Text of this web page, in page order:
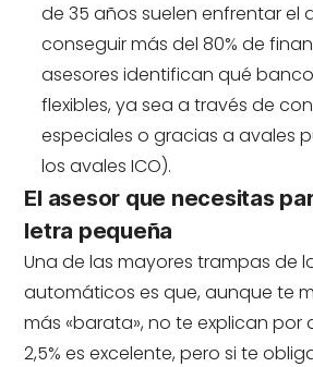
de 35 años suelen enfrentar el
conseguir más del 80% de
asesores identifican qué
flexibles, ya sea a través de
especiales o gracias a avales
los avales ICO).
El asesor que necesitas
letra pequeña
Una de las mayores trampas de
automáticos es que, aunque te
más «barata», no te explican por
2,5% es excelente, pero si te